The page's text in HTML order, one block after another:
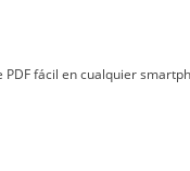
PDF fácil en cualquier